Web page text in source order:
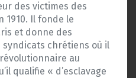
des victimes des
1910. Il fonde le
et donne des
chrétiens où il
au
qualifie « d’esclavage